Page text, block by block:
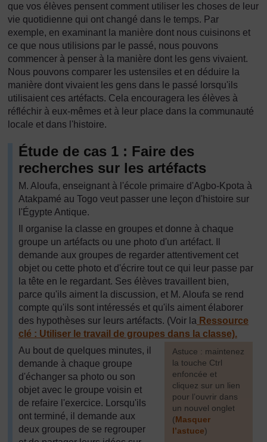
que vos élèves pensent comment utiliser les choses de leur
vie quotidienne qui ont changé dans le temps. Par
exemple, en examinant la manière dont nous cuisinons et
ce que nous utilisions par le passé, nous pouvons
commencer à penser à la manière dont les gens vivaient.
Nous pouvons comparer les ustensiles et en déduire la
manière dont vivaient les gens dans le passé lorsqu'ils
utilisaient ces artéfacts. Cela encouragera les élèves à
réfléchir à eux-mêmes et à leur place dans la communauté
locale et dans l'histoire.
Étude de cas 1 : Faire des
recherches sur les artéfacts
M. Aloufa, enseignant à l'école primaire d'Agbo-Kpota à
Atakpamé au Togo veut passer une leçon d'histoire sur
l'Égypte Antique.
Il organise la classe en groupes et donne à chaque
groupe un artéfacts ou une photo d'un artéfact. Il
demande aux groupes de regarder attentivement cet
objet ou cette photo et d'écrire tout ce qui leur passe par
la tête en le regardant. Ses élèves travaillent bien,
parce qu'ils aiment la discussion, et M. Aloufa se rend
compte qu'ils sont intéressés et qu'ils aiment élaborer
des hypothèses sur leurs artéfacts. (Voir la Ressource
clé : Utiliser le travail de groupes dans la classe).
[Astuce : maintenez
la touche Ctrl
enfoncée et
cliquez sur un lien
pour l’ouvrir dans
un nouvel onglet
(Masquer
l’astuce)
Au bout de quelques minutes, il
demande à chaque groupe
d'échanger sa photo ou son
objet avec le groupe voisin et
de refaire l'exercice. Lorsqu'ils
ont terminé, il demande aux
deux groupes de se regrouper